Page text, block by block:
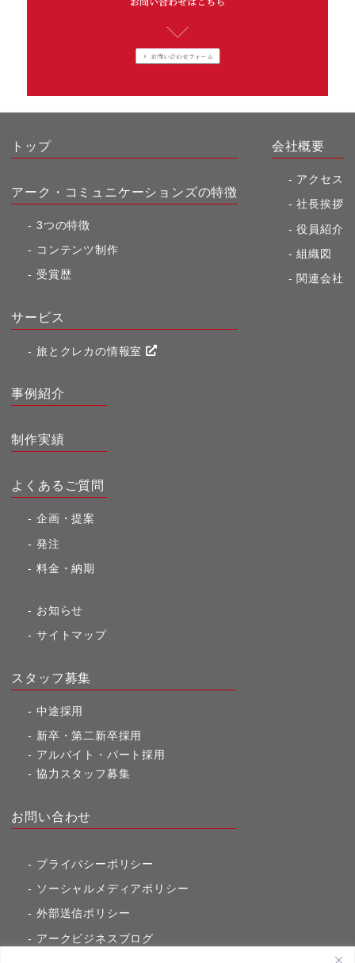
トップ
アーク・コミュニケーションズの特徴
3つの特徴
コンテンツ制作
受賞歴
サービス
旅とクレカの情報室
会社概要
アクセス
社長挨拶
役員紹介
組織図
関連会社
事例紹介
制作実績
よくあるご質問
企画・提案
発注
料金・納期
お知らせ
サイトマップ
スタッフ募集
中途採用
新卒・第二新卒採用
アルバイト・パート採用
協力スタッフ募集
お問い合わせ
プライバシーポリシー
ソーシャルメディアポリシー
外部送信ポリシー
アークビジネスブログ